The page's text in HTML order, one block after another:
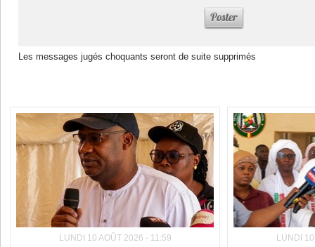
Les messages jugés choquants seront de suite supprimés
LUNDI 10 AOÛT 2026 - 11:59
LUNDI